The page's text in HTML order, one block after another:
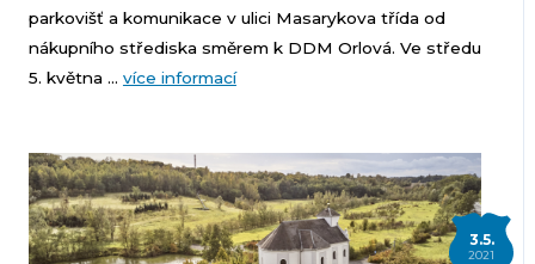
parkovišť a komunikace v ulici Masarykova třída od
nákupního střediska směrem k DDM Orlová. Ve středu
5. května ... více informací
3.5.
2021